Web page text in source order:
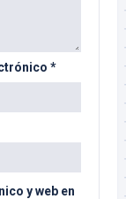
*
y web en